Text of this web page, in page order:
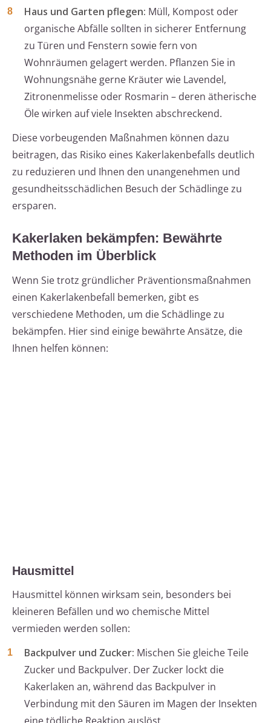
Haus und Garten pflegen: Müll, Kompost oder
organische Abfälle sollten in sicherer Entfernung
zu Türen und Fenstern sowie fern von
Wohnräumen gelagert werden. Pflanzen Sie in
Wohnungsnähe gerne Kräuter wie Lavendel,
Zitronenmelisse oder Rosmarin – deren ätherische
Öle wirken auf viele Insekten abschreckend.
Diese vorbeugenden Maßnahmen können dazu
beitragen, das Risiko eines Kakerlakenbefalls deutlich
zu reduzieren und Ihnen den unangenehmen und
gesundheitsschädlichen Besuch der Schädlinge zu
ersparen.
Kakerlaken bekämpfen: Bewährte
Methoden im Überblick
Wenn Sie trotz gründlicher Präventionsmaßnahmen
einen Kakerlakenbefall bemerken, gibt es
verschiedene Methoden, um die Schädlinge zu
bekämpfen. Hier sind einige bewährte Ansätze, die
Ihnen helfen können:
Hausmittel
Hausmittel können wirksam sein, besonders bei
kleineren Befällen und wo chemische Mittel
vermieden werden sollen:
Backpulver und Zucker: Mischen Sie gleiche Teile
Zucker und Backpulver. Der Zucker lockt die
Kakerlaken an, während das Backpulver in
Verbindung mit den Säuren im Magen der Insekten